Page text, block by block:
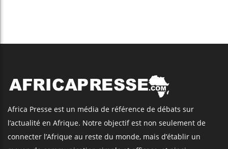
Africa Presse est un média de référence de débats sur
l’actualité en Afrique. Notre objectif est non seulement de
connecter l’Afrique au reste du monde, mais d’établir un